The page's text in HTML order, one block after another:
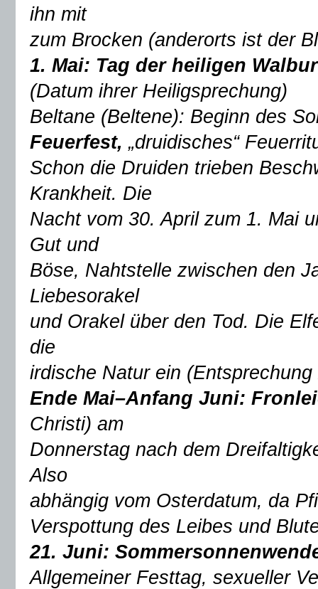
ihn mit
zum Brocken (anderorts ist der
1. Mai: Tag der heiligen
(Datum ihrer Heiligsprechung)
Beltane (Beltene): Beginn des
Feuerfest, „druidisches“
Schon die Druiden trieben
Krankheit. Die
Nacht vom 30. April zum 1. Mai
Gut und
Böse, Nahtstelle zwischen den
Liebesorakel
und Orakel über den Tod. Die
die
irdische Natur ein
Ende Mai–Anfang Juni:
Christi) am
Donnerstag nach dem
Also
abhängig vom Osterdatum, da
Verspottung des Leibes und
21. Juni:
Allgemeiner Festtag, sexueller